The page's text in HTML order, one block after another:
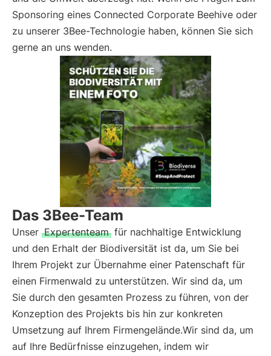
Sponsoring eines Connected Corporate Beehive oder
zu unserer 3Bee-Technologie haben, können Sie sich
gerne an uns wenden.
Das 3Bee-Team
Unser Expertenteam für nachhaltige Entwicklung
und den Erhalt der Biodiversität ist da, um Sie bei
Ihrem Projekt zur Übernahme einer Patenschaft für
einen Firmenwald zu unterstützen. Wir sind da, um
Sie durch den gesamten Prozess zu führen, von der
Konzeption des Projekts bis hin zur konkreten
Umsetzung auf Ihrem Firmengelände.Wir sind da, um
auf Ihre Bedürfnisse einzugehen, indem wir